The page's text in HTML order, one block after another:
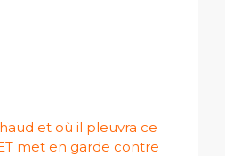
et où il pleuvra ce
met en garde contre